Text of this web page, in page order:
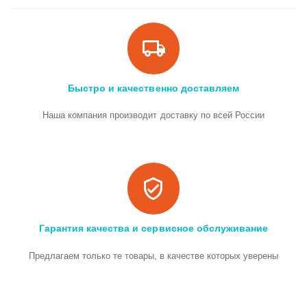
Быстро и качественно доставляем
Наша компания производит доставку по всей России
Гарантия качества и сервисное обслуживание
Предлагаем только те товары, в качестве которых уверены